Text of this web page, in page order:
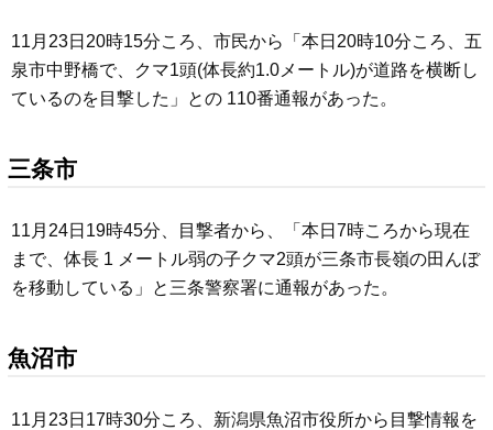
11月23日20時15分ころ、市民から「本日20時10分ころ、五
泉市中野橋で、クマ1頭(体長約1.0メートル)が道路を横断し
ているのを目撃した」との 110番通報があった。
三条市
11月24日19時45分、目撃者から、「本日7時ころから現在
まで、体長 1 メートル弱の子クマ2頭が三条市長嶺の田んぼ
を移動している」と三条警察署に通報があった。
魚沼市
11月23日17時30分ころ、新潟県魚沼市役所から目撃情報を